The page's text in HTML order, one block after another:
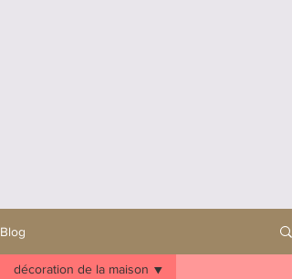
Blog
décoration de la maison